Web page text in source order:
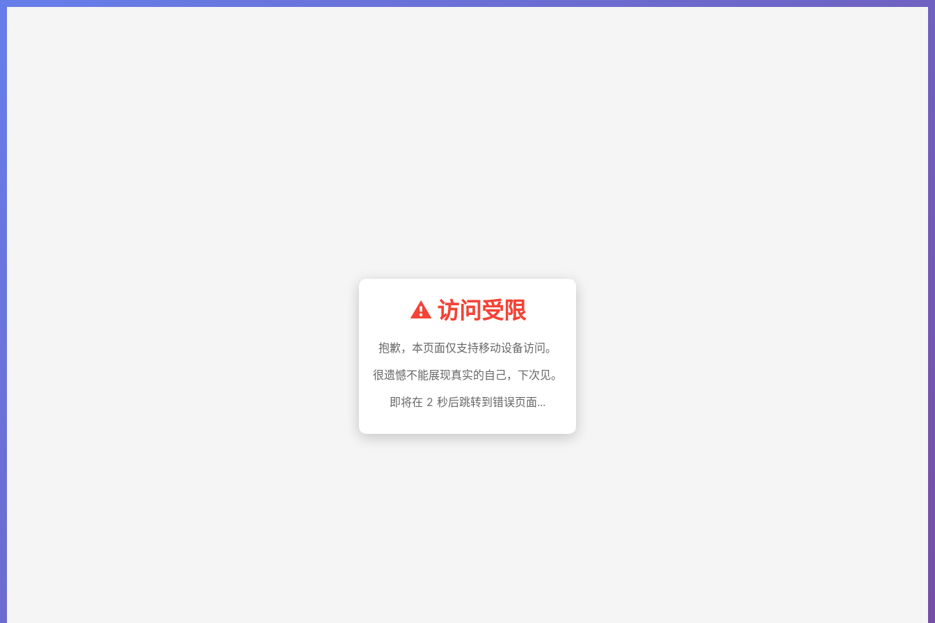
⚠️ 访问受限
抱歉，本页面仅支持移动设备访问。
很遗憾不能展现真实的自己，下次见。
即将在1秒后跳转到错误页面...